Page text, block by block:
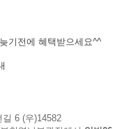
기전에 혜택받으세요^^
6 (우)14582